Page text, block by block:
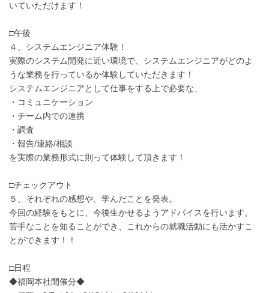
いていただけます！
□午後
４、システムエンジニア体験！
実際のシステム開発に近い環境で、システムエンジニアがどのよ
うな業務を行っているか体験していただきます！
システムエンジニアとして仕事をする上で必要な、
・コミュニケーション
・チーム内での連携
・調査
・報告/連絡/相談
を実際の業務形式に則って体験して頂きます！
□チェックアウト
５、それぞれの感想や、学んだことを発表。
今回の経験をもとに、今後生かせるようアドバイスを行います。
苦手なことを知ることができ、これからの就職活動にも活かすこ
とができます！！
□日程
◆福岡本社開催分◆